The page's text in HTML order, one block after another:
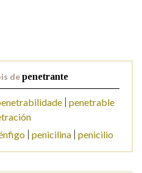
LIMPAR BUSCA
depenetrante
penetrable
penicilina penicilio